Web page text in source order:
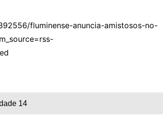
fluminense-anuncia-amistosos-no-
14